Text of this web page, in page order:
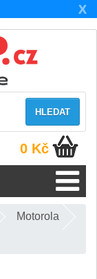
X
HLEDAT
0 Kč
Motorola